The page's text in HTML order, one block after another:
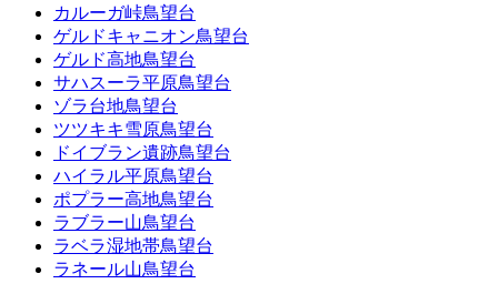
カルーガ峠鳥望台
ゲルドキャニオン鳥望台
ゲルド高地鳥望台
サハスーラ平原鳥望台
ゾラ台地鳥望台
ツツキキ雪原鳥望台
ドイブラン遺跡鳥望台
ハイラル平原鳥望台
ポプラー高地鳥望台
ラブラー山鳥望台
ラベラ湿地帯鳥望台
ラネール山鳥望台